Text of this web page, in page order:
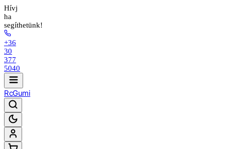
Hívj
ha
segíthetünk!
+36
30
377
5040
RcGumi